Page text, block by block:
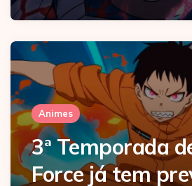
Animes
3ª Temporada
Force já tem